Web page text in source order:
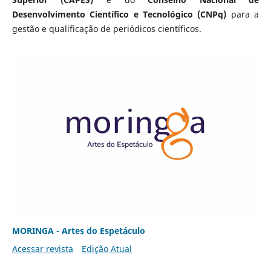
Desenvolvimento Científico e Tecnológico (CNPq) para a
gestão e qualificação de periódicos científicos.
MORINGA - Artes do Espetáculo
Acessar revista
Edição Atual